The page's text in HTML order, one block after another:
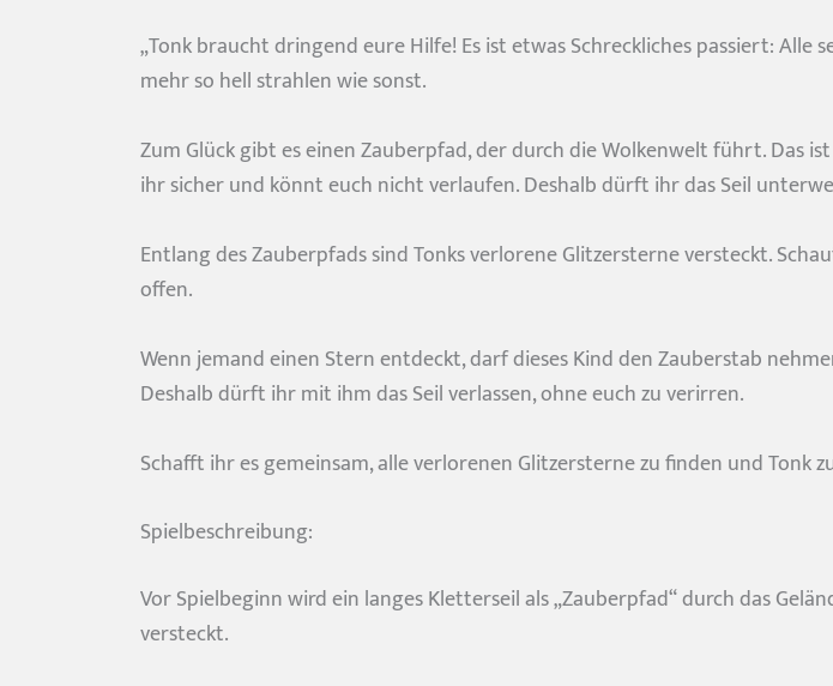
„Tonk braucht dringend eure Hilfe! Es ist etwas Schreckliches passiert:
mehr so hell strahlen wie sonst.
Zum Glück gibt es einen Zauberpfad, der durch die Wolkenwelt führt. Das
ihr sicher und könnt euch nicht verlaufen. Deshalb dürft ihr das Seil
Entlang des Zauberpfads sind Tonks verlorene Glitzersterne versteckt.
offen.
Wenn jemand einen Stern entdeckt, darf dieses Kind den Zauberstab
Deshalb dürft ihr mit ihm das Seil verlassen, ohne euch zu verirren.
Schafft ihr es gemeinsam, alle verlorenen Glitzersterne zu finden und Tonk
Spielbeschreibung:
Vor Spielbeginn wird ein langes Kletterseil als „Zauberpfad“ durch das
versteckt.